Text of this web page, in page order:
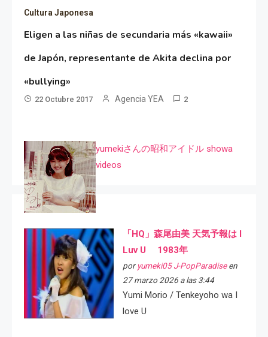
Cultura Japonesa
Eligen a las niñas de secundaria más «kawaii»
de Japón, representante de Akita declina por
«bullying»
22 Octubre 2017 Agencia YEA 2
yumekiさんの昭和アイドル showa
videos
「HQ」森尾由美 天気予報は I
Luv U 1983年
por yumeki05 J-PopParadiseen
27 marzo 2026 a las 3:44
Yumi Morio / Tenkeyoho wa I
love U